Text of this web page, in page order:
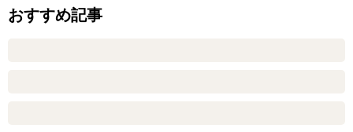
おすすめ記事